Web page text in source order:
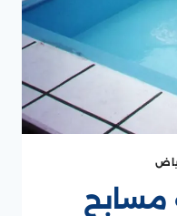
مسابح